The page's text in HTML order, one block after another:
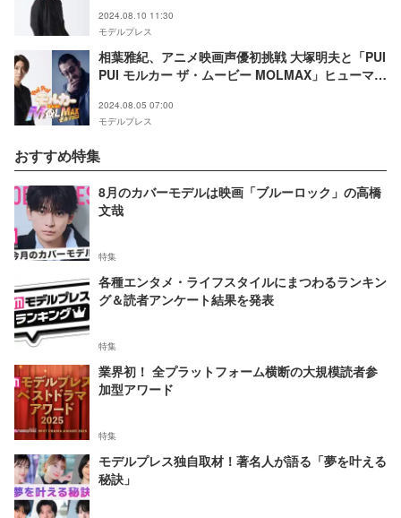
2024.08.10 11:30
モデルプレス
相葉雅紀、アニメ映画声優初挑戦 大塚明夫と「PUI
PUI モルカー ザ・ムービー MOLMAX」ヒューマン
2024.08.05 07:00
モデルプレス
おすすめ特集
8月のカバーモデルは映画「ブルーロック」の高橋
文哉
特集
各種エンタメ・ライフスタイルにまつわるランキン
グ＆読者アンケート結果を発表
特集
業界初！ 全プラットフォーム横断の大規模読者参
加型アワード
特集
モデルプレス独自取材！著名人が語る「夢を叶える
秘訣」